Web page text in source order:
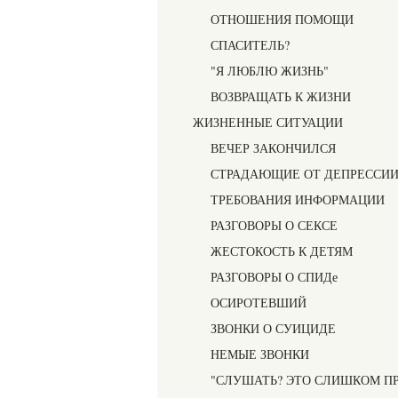
ОТНОШЕНИЯ ПОМОЩИ
СПАСИТЕЛЬ?
"Я ЛЮБЛЮ ЖИЗНЬ"
ВОЗВРАЩАТЬ К ЖИЗНИ
ЖИЗНЕННЫЕ СИТУАЦИИ
ВЕЧЕР ЗАКОНЧИЛСЯ
СТРАДАЮЩИЕ ОТ ДЕПРЕССИИ
ТРЕБОВАНИЯ ИНФОРМАЦИИ
РАЗГОВОРЫ О СЕКСЕ
ЖЕСТОКОСТЬ К ДЕТЯМ
РАЗГОВОРЫ О СПИДе
ОСИРОТЕВШИЙ
ЗВОНКИ О СУИЦИДЕ
НЕМЫЕ ЗВОНКИ
"СЛУШАТЬ? ЭТО СЛИШКОМ